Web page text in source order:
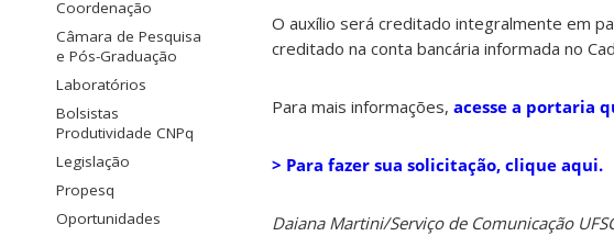
Coordenação
Câmara de Pesquisa
e Pós-Graduação
Laboratórios
Bolsistas
Produtividade CNPq
Legislação
Propesq
Oportunidades
O auxílio será creditado integralmente em
creditado na conta bancária informada no
Para mais informações, acesse a portaria
> Para fazer sua solicitação, clique aqui.
Daiana Martini/Serviço de Comunicação